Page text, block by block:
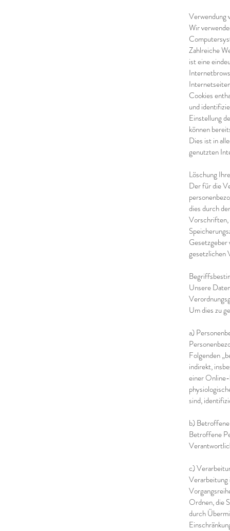
Verwendung
Wir
Zahlreiche
ist eine
Cookies
und
Einstellung
können
Dies ist in
genutzten
Löschung
Der für die
dies durch
Vorschriften,
Gesetzgeber
gesetzlichen
Unsere
Um dies zu
a)
Folgenden
indirekt,
einer Online-
sind,
b)
Betroffene
c)
Verarbeitung
Ordnen, die
durch